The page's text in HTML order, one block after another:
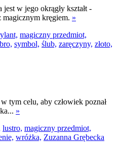
w jego okrągły kształt -
magicznym kręgiem. »
magiczny przedmiot,
symbol, ślub, zaręczyny, złoto,
tym celu, aby człowiek poznał
»
lustro, magiczny przedmiot,
wróżka, Zuzanna Grębecka